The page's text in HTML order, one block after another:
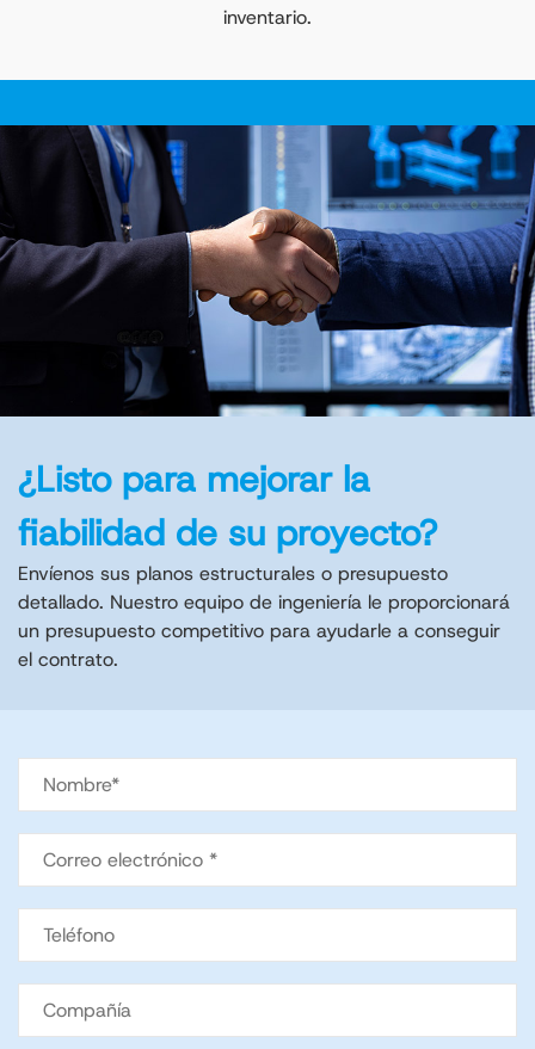
inventario.
¿Listo para mejorar la
fiabilidad de su proyecto?
Envíenos sus planos estructurales o presupuesto
detallado. Nuestro equipo de ingeniería le proporcionará
un presupuesto competitivo para ayudarle a conseguir
el contrato.